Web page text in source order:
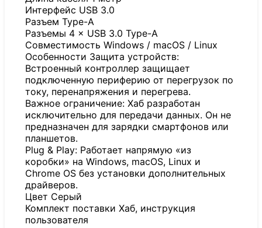
Интерфейс USB 3.0
Разъем Type-A
Разъемы 4 × USB 3.0 Type-A
Совместимость Windows / macOS / Linux
Особенности Защита устройств:
Встроенный контроллер защищает
подключенную периферию от перегрузок по
току, перенапряжения и перегрева.
Важное ограничение: Хаб разработан
исключительно для передачи данных. Он не
предназначен для зарядки смартфонов или
планшетов.
Plug & Play: Работает напрямую «из
коробки» на Windows, macOS, Linux и
Chrome OS без установки дополнительных
драйверов.
Цвет Серый
Комплект поставки Хаб, инструкция
пользователя